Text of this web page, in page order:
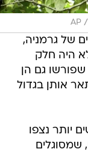
/
AP
של גרמניה,
היה חלק
גם הן
אותן בגדול
יותר נצפו
שמסוגלים